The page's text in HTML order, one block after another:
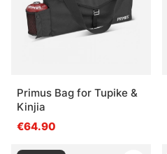
Primus Bag for Tupike &
Kinjia
€64.90